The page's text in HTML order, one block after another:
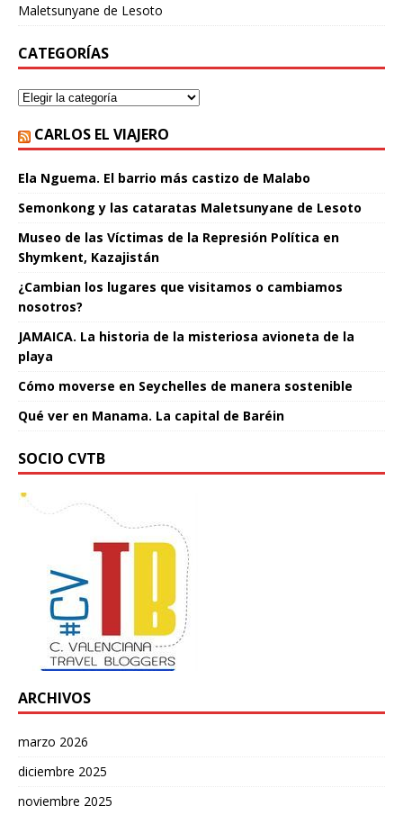
Maletsunyane de Lesoto
CATEGORÍAS
CARLOS EL VIAJERO
Ela Nguema. El barrio más castizo de Malabo
Semonkong y las cataratas Maletsunyane de Lesoto
Museo de las Víctimas de la Represión Política en
Shymkent, Kazajistán
¿Cambian los lugares que visitamos o cambiamos
nosotros?
JAMAICA. La historia de la misteriosa avioneta de la
playa
Cómo moverse en Seychelles de manera sostenible
Qué ver en Manama. La capital de Baréin
SOCIO CVTB
ARCHIVOS
marzo 2026
diciembre 2025
noviembre 2025